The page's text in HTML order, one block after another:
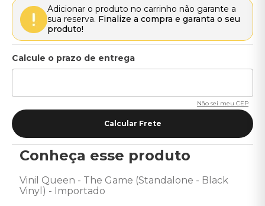
Adicionar o produto no carrinho não garante a
sua reserva. Finalize a compra e garanta o seu
produto!
Não sei meu CEP
Conheça esse produto
Vinil Queen - The Game (Standalone - Black
Vinyl) - Importado